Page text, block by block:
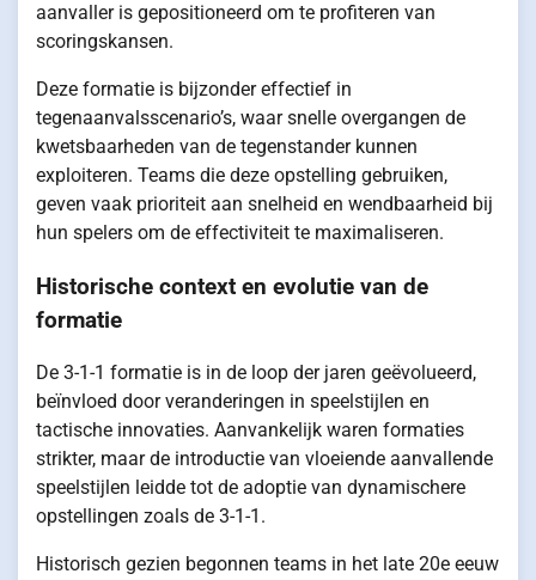
aanvaller is gepositioneerd om te profiteren van
scoringskansen.
Deze formatie is bijzonder effectief in
tegenaanvalsscenario’s, waar snelle overgangen de
kwetsbaarheden van de tegenstander kunnen
exploiteren. Teams die deze opstelling gebruiken,
geven vaak prioriteit aan snelheid en wendbaarheid bij
hun spelers om de effectiviteit te maximaliseren.
Historische context en evolutie van de
formatie
De 3-1-1 formatie is in de loop der jaren geëvolueerd,
beïnvloed door veranderingen in speelstijlen en
tactische innovaties. Aanvankelijk waren formaties
strikter, maar de introductie van vloeiende aanvallende
speelstijlen leidde tot de adoptie van dynamischere
opstellingen zoals de 3-1-1.
Historisch gezien begonnen teams in het late 20e eeuw